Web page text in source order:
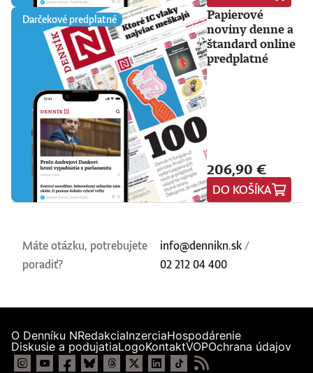
Darčekové predplatné
Papierové
noviny denne a
štandard online
predplatné
206,90 €
DO KOŠÍKA
Máte otázku, potrebujete
poradiť?
info@dennikn.sk /
02 212 04 400
O Denníku NRedakciaInzerciaHospodárenie
Diskusie a podujatiaLogoKontaktVOPOchrana údajov